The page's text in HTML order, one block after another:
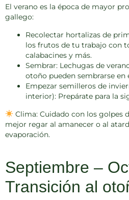
El verano es la época de mayor
gallego:
Recolectar hortalizas de
los frutos de tu trabajo con
calabacines y más.
Sembrar: Lechugas de
otoño pueden sembrarse en
Empezar semilleros de
interior): Prepárate para la
Clima:Cuidado con los golpes
mejor regar al amanecer o al
evaporación.
Septiembre –
Transición al